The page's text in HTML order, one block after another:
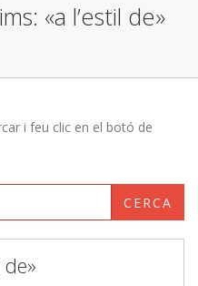
«a l’estil de»
i feu clic en el botó de
CERCA